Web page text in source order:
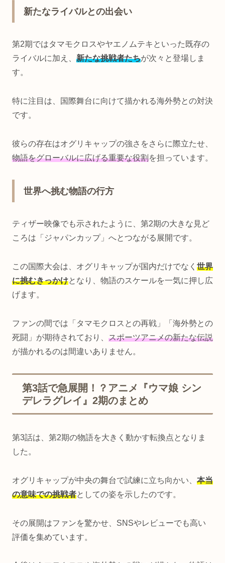
新たなライバルとの出会い
第2期ではタマモクロスやヤエノムテキといった既存の
ライバルに加え、 新たな挑戦者たちが次々と登場しま
す。
特に注目は、国際舞台に向けて描かれる海外勢との対決
です。
彼らの存在はオグリキャップの強さをさらに際立たせ、
物語をグローバルに広げる重要な役割を担っています。
世界へ挑む物語の行方
ティザー映像でも示されたように、第2期の大きな見ど
ころは「ジャパンカップ」へとつながる展開です。
この国際大会は、オグリキャップが国内だけでなく 世界
に挑むきっかけとなり、物語のスケールを一気に押し広
げます。
ファンの間では「タマモクロスとの再戦」「海外勢との
死闘」が期待されており、 スポーツアニメの新たな伝説
が描かれるのは間違いありません。
第3話で急展開！？アニメ『ウマ娘 シン
デレラグレイ』2期のまとめ
第3話は、第2期の物語を大きく動かす転換点となりま
した。
オグリキャップが中央の舞台で試練に立ち向かい、 本当
の意味での挑戦者としての姿を示したのです。
その展開はファンを驚かせ、SNSやレビューでも高い
評価を集めています。